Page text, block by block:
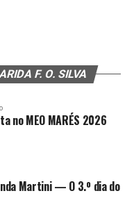
F. O. SILVA
no MEO MARÉS 2026
Martini — O 3.º dia do